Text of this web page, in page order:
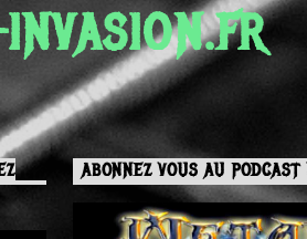
ABONNEZ VOUS AU PODCAST